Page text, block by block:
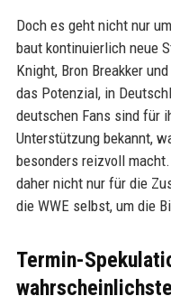
Doch es geht nicht nur
baut kontinuierlich neue
Knight, Bron Breakker
das Potenzial, in
deutschen Fans sind für
Unterstützung bekannt,
besonders reizvoll
daher nicht nur für die
die WWE selbst, um die
Termin-